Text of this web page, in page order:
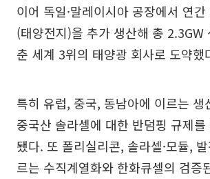
이어 독일·말레이시아 공장에서 연
(태양전지)을 추가 생산해 총 2.3GW
춘 세계 3위의 태양광 회사로 도약했
특히 유럽, 중국, 동남아에 이르는 생
중국산 솔라셀에 대한 반덤핑 규제
됐다. 또 폴리실리콘, 솔라셀·모듈,
르는 수직계열화와 한화큐셀의 검증